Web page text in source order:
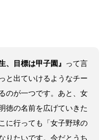
、目標は甲子園』 って言
と出ていけるようなチー
のが一つです。あと、女
徳の名前を広げていきた
に行っても「女子野球の
りたいです。今だとうち